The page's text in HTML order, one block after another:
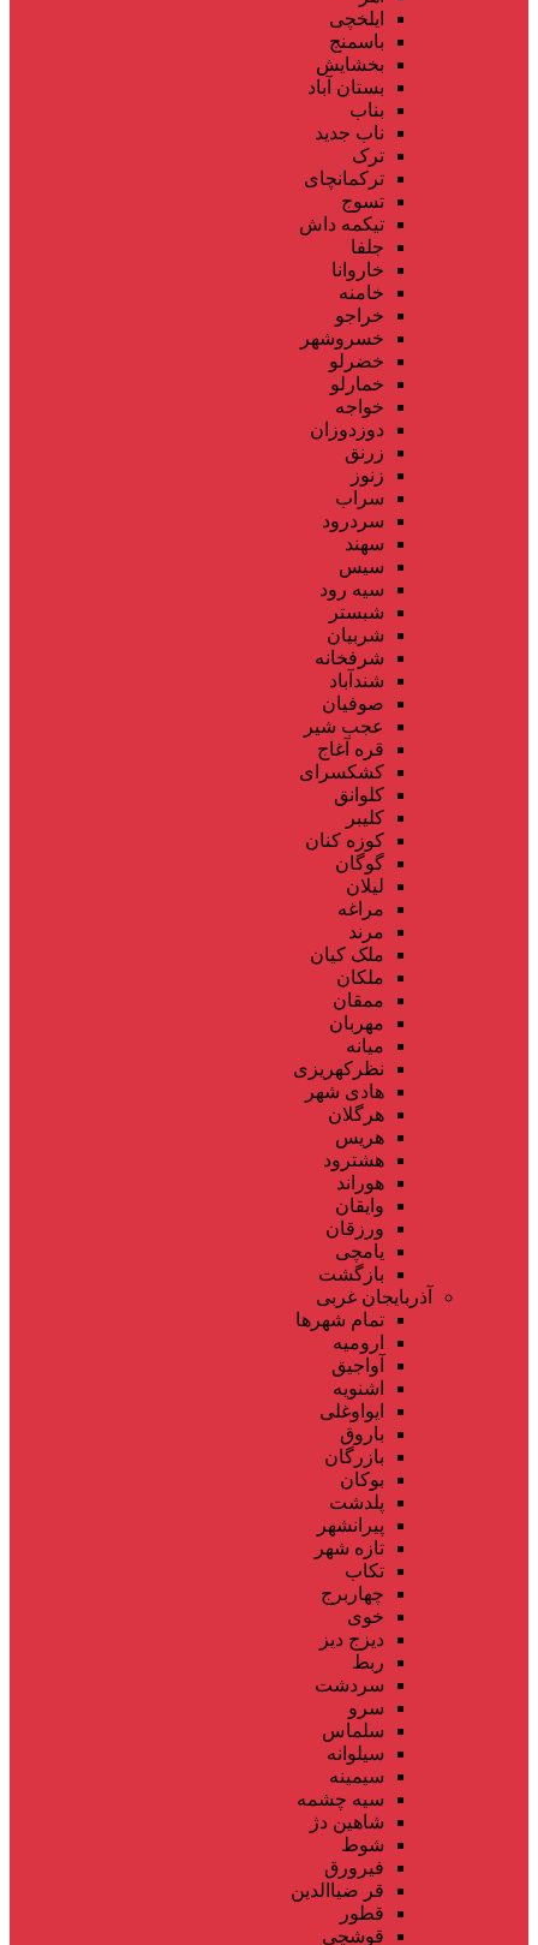
ایلخچی
باسمنج
بخشایش
بستان آباد
بناب
ناب جدید
ترک
ترکمانچای
تسوج
تیکمه داش
جلفا
خاروانا
خامنه
خراجو
خسروشهر
خضرلو
خمارلو
خواجه
دوزدوزان
زرنق
زنوز
سراب
سردرود
سهند
سیس
سیه رود
شبستر
شربیان
شرفخانه
شندآباد
صوفیان
عجب شیر
قره آغاج
کشکسرای
کلوانق
کلیبر
کوزه کنان
گوگان
لیلان
مراغه
مرند
ملک کیان
ملکان
ممقان
مهربان
میانه
نظرکهریزی
هادی شهر
هرگلان
هریس
هشترود
هوراند
وایقان
ورزقان
یامچی
بازگشت
آذربایجان غربی
تمام شهر‌ها
ارومیه
آواجیق
اشنویه
ایواوغلی
باروق
بازرگان
بوکان
پلدشت
پیرانشهر
تازه شهر
تکاب
چهاربرج
خوی
دیزج دیز
ربط
سردشت
سرو
سلماس
سیلوانه
سیمینه
سیه چشمه
شاهین دژ
شوط
فیرورق
قر ضیاالدین
قطور
قوشچی